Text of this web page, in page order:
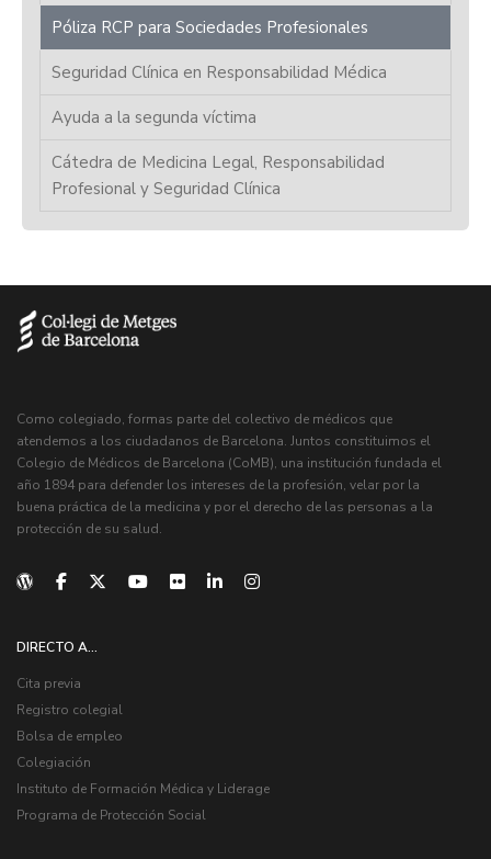
Póliza RCP para Sociedades Profesionales
Seguridad Clínica en Responsabilidad Médica
Ayuda a la segunda víctima
Cátedra de Medicina Legal, Responsabilidad
Profesional y Seguridad Clínica
Como colegiado, formas parte del colectivo de médicos que
atendemos a los ciudadanos de Barcelona. Juntos constituimos el
Colegio de Médicos de Barcelona (CoMB), una institución fundada el
año 1894 para defender los intereses de la profesión, velar por la
buena práctica de la medicina y por el derecho de las personas a la
protección de su salud.
DIRECTO A...
Cita previa
Registro colegial
Bolsa de empleo
Colegiación
Instituto de Formación Médica y Liderage
Programa de Protección Social